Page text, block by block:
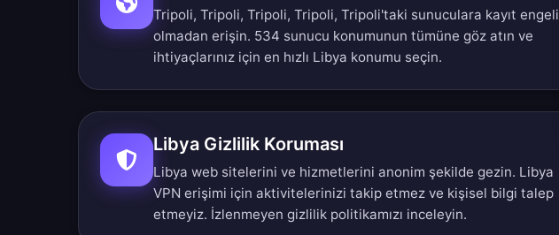
Tripoli, Tripoli, Tripoli, Tripoli, Tripoli'taki sunuculara kayıt engeli
olmadan erişin. 534 sunucu konumunun tümüne göz atın ve
ihtiyaçlarınız için en hızlı Libya konumu seçin.
Libya Gizlilik Koruması
Libya web sitelerini ve hizmetlerini anonim şekilde gezin. Libya
VPN erişimi için aktivitelerinizi takip etmez ve kişisel bilgi talep
etmeyiz. İzlenmeyen gizlilik politikamızı inceleyin.